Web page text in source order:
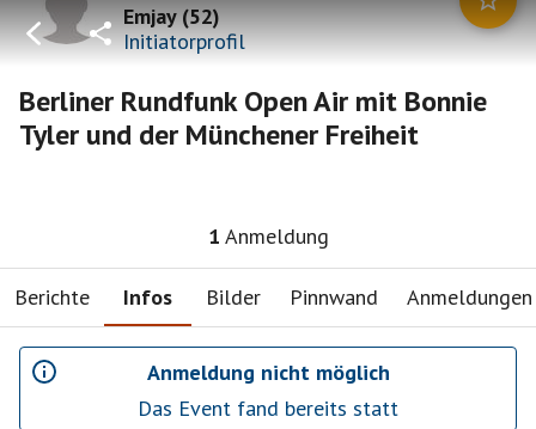
Emjay(52)
Initiatorprofil
Berliner Rundfunk Open Air mit Bonnie
Tyler und der Münchener Freiheit
1 Anmeldung
Berichte Infos Bilder Pinnwand Anmeldungen
Anmeldung nicht möglich
Das Event fand bereits statt